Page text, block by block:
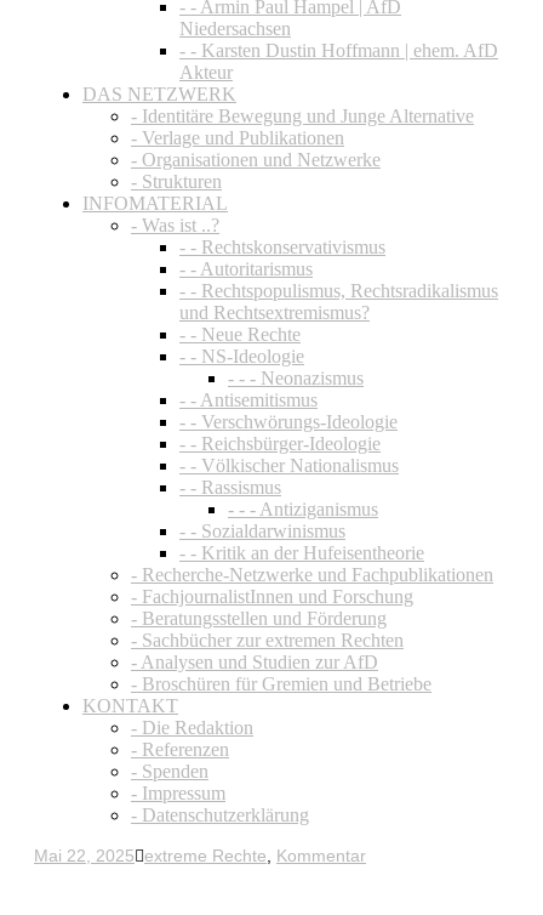
- - Armin Paul Hampel | AfD
Niedersachsen
- - Karsten Dustin Hoffmann | ehem. AfD
Akteur
DAS NETZWERK
- Identitäre Bewegung und Junge Alternative
- Verlage und Publikationen
- Organisationen und Netzwerke
- Strukturen
INFOMATERIAL
- Was ist ..?
- - Rechtskonservativismus
- - Autoritarismus
- - Rechtspopulismus, Rechtsradikalismus
und Rechtsextremismus?
- - Neue Rechte
- - NS-Ideologie
- - - Neonazismus
- - Antisemitismus
- - Verschwörungs-Ideologie
- - Reichsbürger-Ideologie
- - Völkischer Nationalismus
- - Rassismus
- - - Antiziganismus
- - Sozialdarwinismus
- - Kritik an der Hufeisentheorie
- Recherche-Netzwerke und Fachpublikationen
- FachjournalistInnen und Forschung
- Beratungsstellen und Förderung
- Sachbücher zur extremen Rechten
- Analysen und Studien zur AfD
- Broschüren für Gremien und Betriebe
KONTAKT
- Die Redaktion
- Referenzen
- Spenden
- Impressum
- Datenschutzerklärung
Mai 22, 2025 extreme Rechte Kommentar